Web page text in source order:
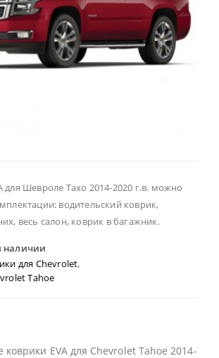
для Шевроле Тахо 2014-2020 г.в. можно
водительский коврик,
весь салон, коврик в багажник.
наличии
для Chevrolet,
Tahoe
EVA для Chevrolet Tahoe 2014-